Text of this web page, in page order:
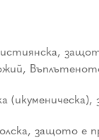
защото
защото е